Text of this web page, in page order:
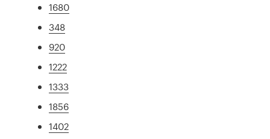
1680
348
920
1222
1333
1856
1402